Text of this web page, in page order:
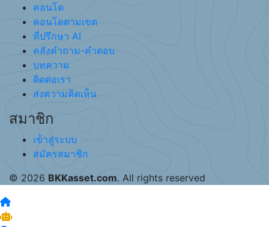
คอนโด
คอนโดตามเขต
ที่ปรึกษา AI
คลังคำถาม-คำตอบ
บทความ
ติดต่อเรา
ส่งความคิดเห็น
สมาชิก
เข้าสู่ระบบ
สมัครสมาชิก
© 2026 BKKasset.com. All rights reserved